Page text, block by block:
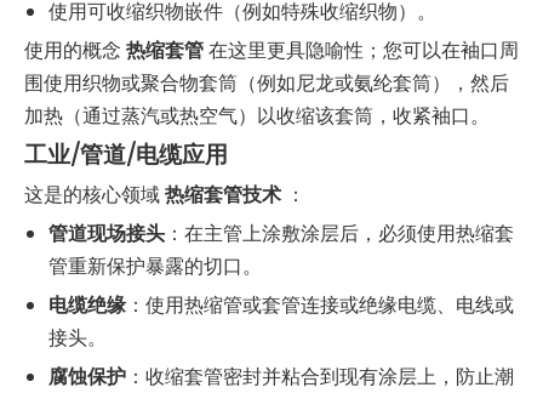
使用可收缩织物嵌件（例如特殊收缩织物）。
使用的概念 热缩套管在这里更具隐喻性；您可以在袖口周
围使用织物或聚合物套筒（例如尼龙或氨纶套筒），然后
加热（通过蒸汽或热空气）以收缩该套筒，收紧袖口。
工业/管道/电缆应用
这是的核心领域热缩套管技术 ：
管道现场接头 ：在主管上涂敷涂层后，必须使用热缩套
管重新保护暴露的切口。
电缆绝缘 ：使用热缩管或套管连接或绝缘电缆、电线或
接头。
腐蚀保护 ：收缩套管密封并粘合到现有涂层上，防止潮